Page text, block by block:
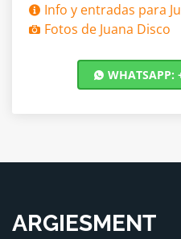
Info y entradas para
Fotos de Juana Disco
WHATSAPP:
ARGIESMENT